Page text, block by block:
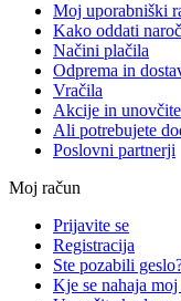
Moj uporabniški
Kako oddati
Načini plačila
Odprema in
Vračila
Akcije in
Ali potrebujete
Poslovni partnerji
Moj račun
Prijavite se
Registracija
Ste pozabili
Kje se nahaja moj